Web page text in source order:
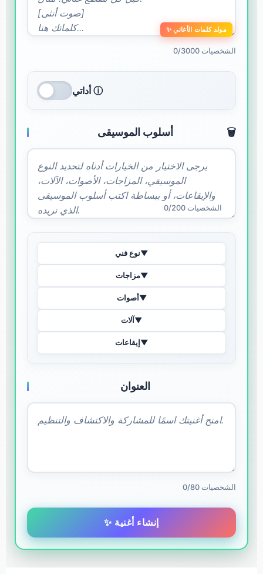
✨ مولد كلمات الأغاني
0/3000 الشخصيات
أداتي ⓘ
أسلوب الموسيقى 🗑️
0/200 الشخصيات
نوع فني▼
مزاجات▼
أصوات ▼
آلات ▼
إيقاعات ▼
العنوان
0/80 الشخصيات
✨ إنشاء أغنية